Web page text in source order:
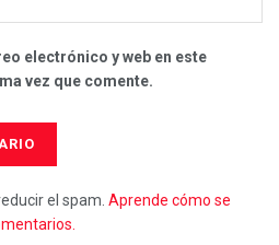
electrónico y web en este
vez que comente.
el spam. Aprende cómo se